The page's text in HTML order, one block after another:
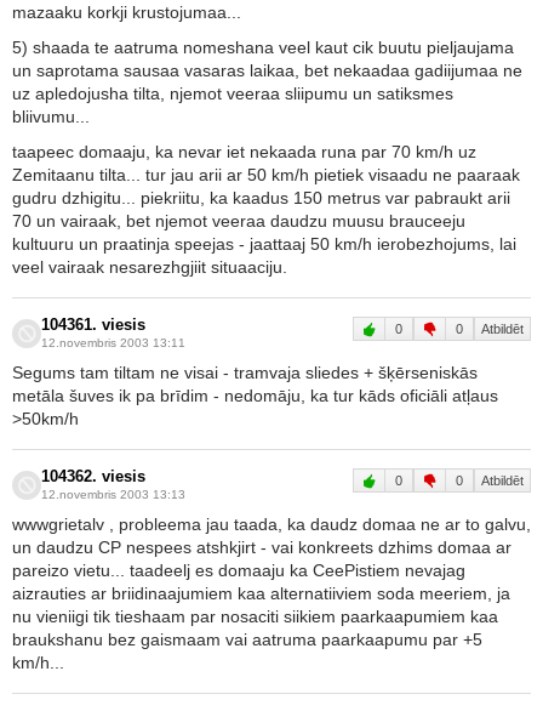
mazaaku korkji krustojumaa...
5) shaada te aatruma nomeshana veel kaut cik buutu pieljaujama
un saprotama sausaa vasaras laikaa, bet nekaadaa gadiijumaa ne
uz apledojusha tilta, njemot veeraa sliipumu un satiksmes
bliivumu...
taapeec domaaju, ka nevar iet nekaada runa par 70 km/h uz
Zemitaanu tilta... tur jau arii ar 50 km/h pietiek visaadu ne paaraak
gudru dzhigitu... piekriitu, ka kaadus 150 metrus var pabraukt arii
70 un vairaak, bet njemot veeraa daudzu muusu brauceeju
kultuuru un praatinja speejas - jaattaaj 50 km/h ierobezhojums, lai
veel vairaak nesarezhgjiit situaaciju.
104361. viesis
12.novembris 2003 13:11
0 0 Atbildēt
Segums tam tiltam ne visai - tramvaja sliedes + šķērseniskās
metāla šuves ik pa brīdim - nedomāju, ka tur kāds oficiāli atļaus
>50km/h
104362. viesis
12.novembris 2003 13:13
0 0 Atbildēt
wwwgrietalv , probleema jau taada, ka daudz domaa ne ar to galvu,
un daudzu CP nespees atshkjirt - vai konkreets dzhims domaa ar
pareizo vietu... taadeelj es domaaju ka CeePistiem nevajag
aizrauties ar briidinaajumiem kaa alternatiiviem soda meeriem, ja
nu vieniigi tik tieshaam par nosaciti siikiem paarkaapumiem kaa
braukshanu bez gaismaam vai aatruma paarkaapumu par +5
km/h...